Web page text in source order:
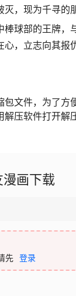
，现为千寻的
棒球部的王牌，
，立志向其报
包文件，为了
解压软件打开
画下载
先 登录